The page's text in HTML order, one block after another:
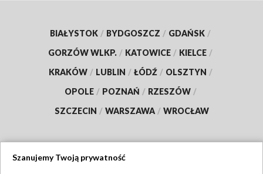
BIAŁYSTOK / BYDGOSZCZ / GDAŃSK /
GORZÓW WLKP. / KATOWICE / KIELCE /
KRAKÓW / LUBLIN / ŁÓDŹ / OLSZTYN /
OPOLE / POZNAŃ / RZESZÓW /
SZCZECIN / WARSZAWA / WROCŁAW
Szanujemy Twoją prywatność